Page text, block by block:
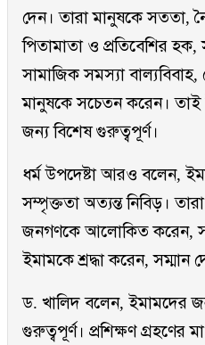
দেন। তারা মানুষকে সততা,
পিতামাতা ও প্রতিবেশির হক,
সামাজিক সমস্যা
মানুষকে সচেতন করেন।
জন্য বিশেষ গুরুত্বপূর্ণ।
ধর্ম উপদেষ্টা আরও বলেন,
সম্পৃক্ততা অত্যন্ত নিবিড়।
জনগণকে আলোকিত করেন,
ইমামকে শ্রদ্ধা করেন, সম্মান
ড. খালিদ বলেন, ইমামদের
গুরুত্বপূর্ণ। প্রশিক্ষণ গ্রহণের